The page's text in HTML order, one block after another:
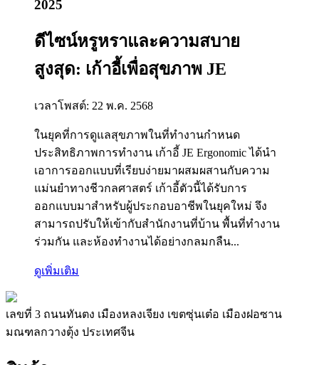
2025
ดีไซน์หรูหราและความสบาย
สูงสุด: เก้าอี้เพื่อสุขภาพ JE
เวลาโพสต์: 22 พ.ค. 2568
ในยุคที่การดูแลสุขภาพในที่ทำงานกำหนด
ประสิทธิภาพการทำงาน เก้าอี้ JE Ergonomic ได้นำ
เอาการออกแบบที่เรียบง่ายมาผสมผสานกับความ
แม่นยำทางชีวกลศาสตร์ เก้าอี้ตัวนี้ได้รับการ
ออกแบบมาสำหรับผู้ประกอบอาชีพในยุคใหม่ จึง
สามารถปรับให้เข้ากับสำนักงานที่บ้าน พื้นที่ทำงาน
ร่วมกัน และห้องทำงานได้อย่างกลมกลืน...
ดูเพิ่มเติม
เลขที่ 3 ถนนทันตง เมืองหลงเจียง เขตซุ่นเต๋อ เมืองฝอซาน
มณฑลกวางตุ้ง ประเทศจีน